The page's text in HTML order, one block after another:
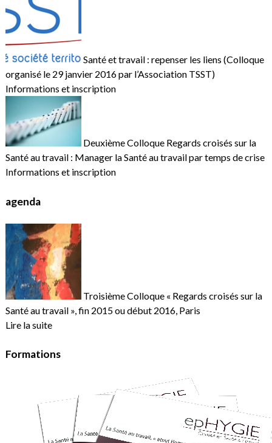
Santé et travail : repenser les liens (Colloque
organisé le 29 janvier 2016 par l’Association TSST)
Informations et inscription
Deuxième Colloque Regards croisés sur la
Santé au travail : Manager la Santé au travail par temps de crise
Informations et inscription
agenda
Troisième Colloque « Regards croisés sur la
Santé au travail », fin 2015 ou début 2016, Paris
Lire la suite
Formations